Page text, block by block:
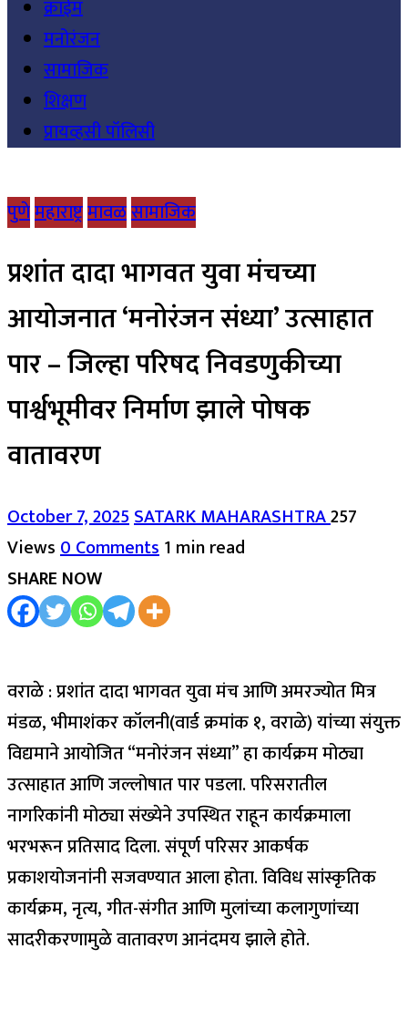
क्राईम
मनोरंजन
सामाजिक
शिक्षण
प्रायव्हसी पॉलिसी
पुणेमहाराष्ट्रमावळसामाजिक
प्रशांत दादा भागवत युवा मंचच्या
आयोजनात ‘मनोरंजन संध्या’ उत्साहात
पार – जिल्हा परिषद निवडणुकीच्या
पार्श्वभूमीवर निर्माण झाले पोषक
वातावरण
October 7, 2025SATARK MAHARASHTRA257
Views0 Comments1 min read
SHARE NOW
वराळे : प्रशांत दादा भागवत युवा मंच आणि अमरज्योत मित्र
मंडळ, भीमाशंकर कॉलनी(वार्ड क्रमांक १, वराळे) यांच्या संयुक्त
विद्यमाने आयोजित “मनोरंजन संध्या” हा कार्यक्रम मोठ्या
उत्साहात आणि जल्लोषात पार पडला. परिसरातील
नागरिकांनी मोठ्या संख्येने उपस्थित राहून कार्यक्रमाला
भरभरून प्रतिसाद दिला. संपूर्ण परिसर आकर्षक
प्रकाशयोजनांनी सजवण्यात आला होता. विविध सांस्कृतिक
कार्यक्रम, नृत्य, गीत-संगीत आणि मुलांच्या कलागुणांच्या
सादरीकरणामुळे वातावरण आनंदमय झाले होते.